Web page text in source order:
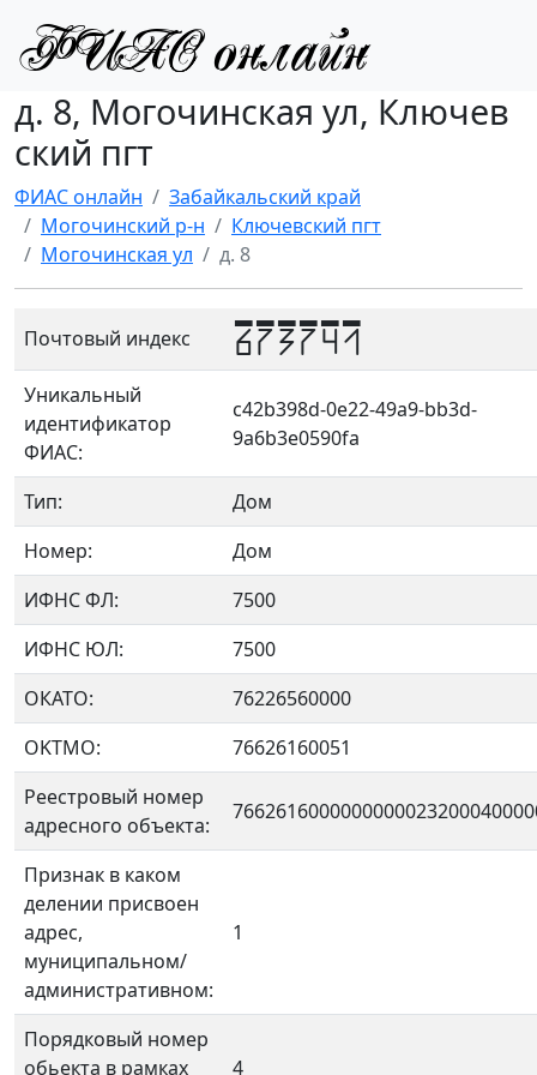
д. 8, Могочинская ул, Ключев
ский пгт
ФИАС онлайн
Забайкальский край
Могочинский р-н
Ключевский пгт
Могочинская ул
д. 8
Почтовый индекс 673741
Уникальный
идентификатор
ФИАС:
c42b398d-0e22-49a9-bb3d-
9a6b3e0590fa
Тип:
Дом
Номер:
Дом
ИФНС ФЛ:
7500
ИФНС ЮЛ:
7500
ОКАТО:
76226560000
OKTMO:
76626160051
Реестровый номер
адресного объекта:
Признак в каком
делении присвоен
адрес,
муниципальном/
административном:
1
Порядковый номер
обьекта в рамках
4